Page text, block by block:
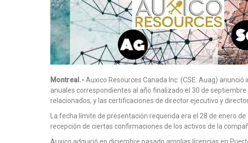
Montreal.-Auxico Resources Canada Inc. (CSE: Auag)
anuales correspondientes al año finalizado el 30 de
relacionados, y las certificaciones de director ejecutivo y
La fecha límite de presentación requerida era el 28 de enero
recepción de ciertas confirmaciones de los activos de la